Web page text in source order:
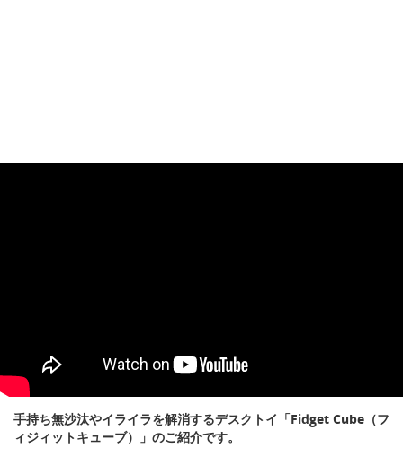
手持ち無沙汰やイライラを解消するデスクトイ「Fidget Cube（フ
ィジィットキューブ）」のご紹介です。